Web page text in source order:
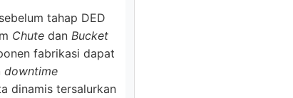
sebelum tahap DED
Chute dan Bucket
fabrikasi dapat
downtime
dinamis tersalurkan